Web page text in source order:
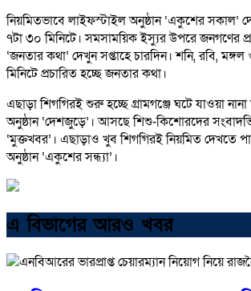
নিয়মিতভাবে লাইফস্টাইল অনুষ্ঠান ‘একুশের সকাল’
৭টা ৩০ মিনিটে। সমসাময়িক ইস্যুর উপরে জনগণের
‘জনতার কথা’ দেখুন সপ্তাহে চারদিন। শনি, রবি,
মিনিটে প্রচারিত হচ্ছে জনতার কথা।
এছাড়া শিগগিরই শুরু হচ্ছে গ্রামগঞ্জে ঘটে যাওয়া নানা
অনুষ্ঠান ‘দেশজুড়ে’। আসছে শিশু-কিশোরদের
‘মুক্তখবর’। এছাড়াও খুব শিগগিরই নিয়মিত দেখতে
অনুষ্ঠান ‘একুশের সন্ধ্যা’।
এ বিভাগের আরও খবর